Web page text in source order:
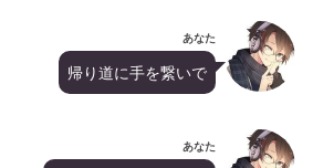
あなた
帰り道に手を繋いで
あなた